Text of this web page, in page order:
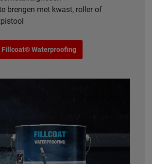
brengen met kwast, roller of
Fillcoat® Waterproofing